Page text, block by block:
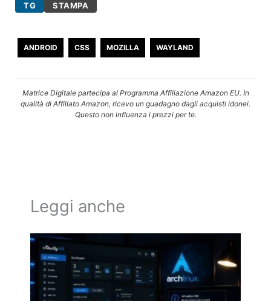
TG STAMPA
ANDROID CSS MOZILLA WAYLAND
Matrice Digitale partecipa al Programma Affiliazione Amazon EU. In
qualità di Affiliato Amazon, ricevo un guadagno dagli acquisti idonei.
Questo non influenza i prezzi per te.
Leggi anche